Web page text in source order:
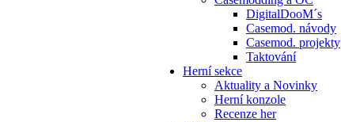
DigitalDooM´s
Casemod. návody
Casemod. projekty
Taktování
Herní sekce
Aktuality a Novinky
Herní konzole
Recenze her